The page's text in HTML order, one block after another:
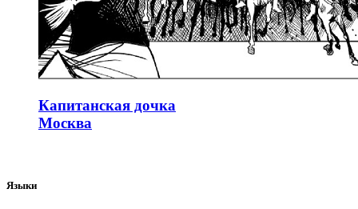
Капитанская дочка
Москва
Языки